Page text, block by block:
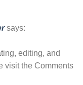
says:
editing, and
visit the Comments